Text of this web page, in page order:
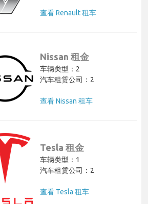
查看 Renault 租车
Nissan 租金
车辆类型：2
汽车租赁公司：2
查看 Nissan 租车
Tesla 租金
车辆类型：1
汽车租赁公司：2
查看 Tesla 租车